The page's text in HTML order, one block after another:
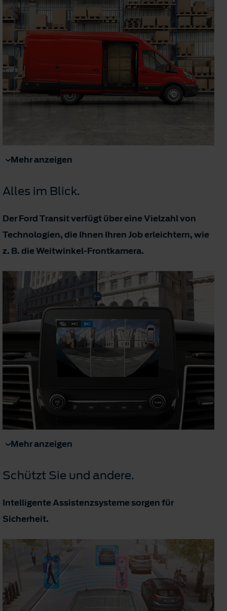
Mehr anzeigen
Alles im Blick.
Der Ford Transit verfügt über eine Vielzahl von
Technologien, die Ihnen Ihren Job erleichtern, wie
z. B. die Weitwinkel-Frontkamera.
Mehr anzeigen
Schützt Sie und andere.
Intelligente Assistenzsysteme sorgen für
Sicherheit.